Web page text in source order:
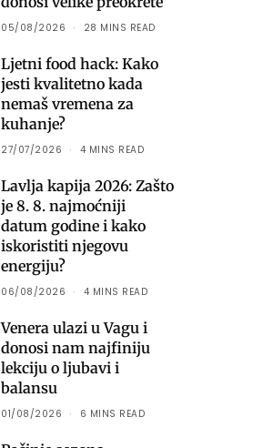
05/08/2026 28 MINS READ
Ljetni food hack: Kako
jesti kvalitetno kada
nemaš vremena za
kuhanje?
27/07/2026 4 MINS READ
Lavlja kapija 2026: Zašto
je 8. 8. najmoćniji
datum godine i kako
iskoristiti njegovu
energiju?
06/08/2026 4 MINS READ
Venera ulazi u Vagu i
donosi nam najfiniju
lekciju o ljubavi i
balansu
01/08/2026 6 MINS READ